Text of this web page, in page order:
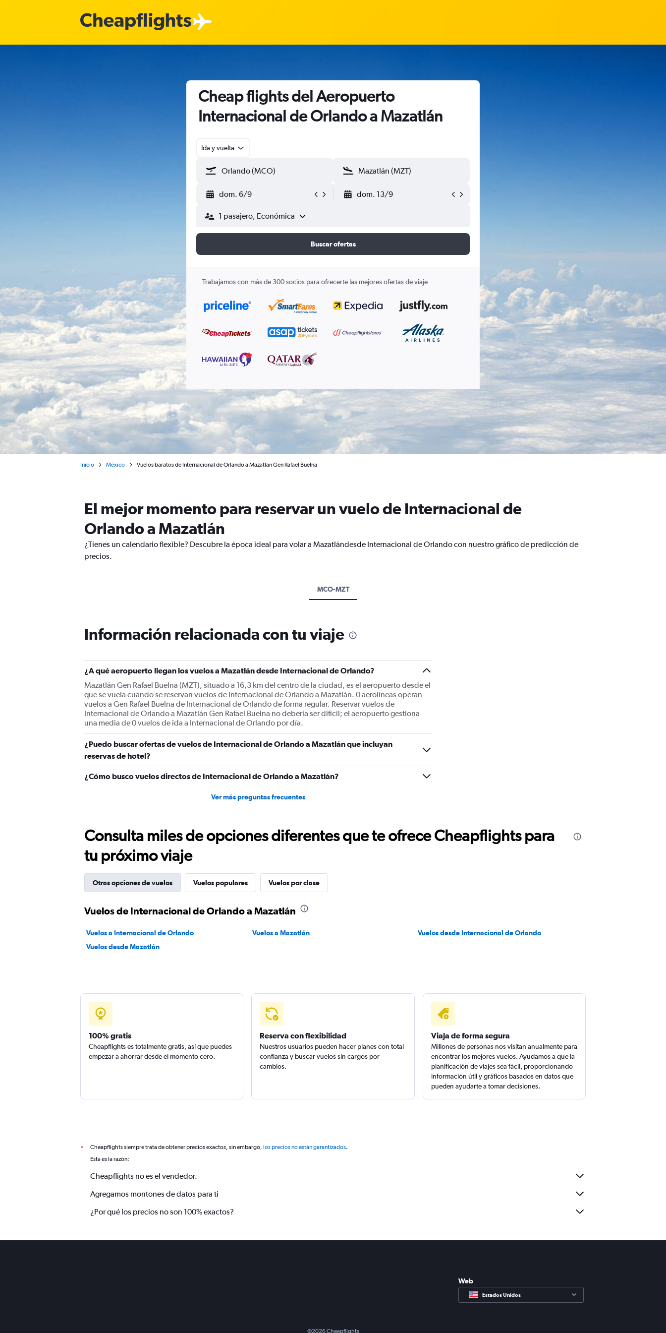
Cheap flights del Aeropuerto
Internacional de Orlando a Mazatlán
Ida y vuelta
dom. 6/9 dom. 13/9
1 pasajero, Económica
Buscar ofertas
Trabajamos con más de 300 socios para ofrecerte las mejores ofertas de viaje
Inicio México Vuelos baratos de Internacional de Orlando a Mazatlán Gen Rafael Buelna
El mejor momento para reservar un vuelo de Internacional de
Orlando a Mazatlán
¿Tienes un calendario flexible? Descubre la época ideal para volar a Mazatlándesde Internacional de Orlando con nuestro gráfico de predicción de
precios.
MCO-MZT
Información relacionada con tu viaje
¿A qué aeropuerto llegan los vuelos a Mazatlán desde Internacional de Orlando?
Mazatlán Gen Rafael Buelna (MZT), situado a 16,3 km del centro de la ciudad, es el aeropuerto desde el
que se vuela cuando se reservan vuelos de Internacional de Orlando a Mazatlán. 0 aerolíneas operan
vuelos a Gen Rafael Buelna de Internacional de Orlando de forma regular. Reservar vuelos de
Internacional de Orlando a Mazatlán Gen Rafael Buelna no debería ser difícil; el aeropuerto gestiona
una media de 0 vuelos de ida a Internacional de Orlando por día.
¿Puedo buscar ofertas de vuelos de Internacional de Orlando a Mazatlán que incluyan
reservas de hotel?
¿Cómo busco vuelos directos de Internacional de Orlando a Mazatlán?
Ver más preguntas frecuentes
Consulta miles de opciones diferentes que te ofrece Cheapflights para
tu próximo viaje
Otras opciones de vuelos Vuelos populares Vuelos por clase
Vuelos de Internacional de Orlando a Mazatlán
Vuelos a Internacional de Orlando Vuelos a Mazatlán
Vuelos desde Internacional de Orlando
Vuelos desde Mazatlán
100% gratis
Cheapflights es totalmente gratis, así que puedes
empezar a ahorrar desde el momento cero.
Reserva con flexibilidad
Nuestros usuarios pueden hacer planes con total
confianza y buscar vuelos sin cargos por
cambios.
Viaja de forma segura
Millones de personas nos visitan anualmente para
encontrar los mejores vuelos. Ayudamos a que la
planificación de viajes sea fácil, proporcionando
información útil y gráficos basados en datos que
pueden ayudarte a tomar decisiones.
* Cheapflights siempre trata de obtener precios exactos, sin embargo, los precios no están garantizados.
Esta es la razón:
Cheapflights no es el vendedor.
Agregamos montones de datos para ti
¿Por qué los precios no son 100% exactos?
Web
Estados Unidos
©2026Cheapflights